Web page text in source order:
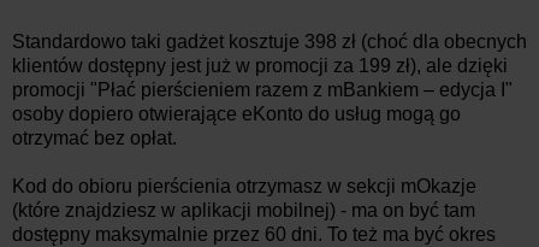
Standardowo taki gadżet kosztuje 398 zł (choć dla obecnych
klientów dostępny jest już w promocji za 199 zł), ale dzięki
promocji "Płać pierścieniem razem z mBankiem – edycja I"
osoby dopiero otwierające eKonto do usług mogą go
otrzymać bez opłat.
Kod do obioru pierścienia otrzymasz w sekcji mOkazje
(które znajdziesz w aplikacji mobilnej) - ma on być tam
dostępny maksymalnie przez 60 dni. To też ma być okres